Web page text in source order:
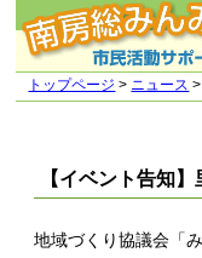
トップページ > ニュース
【イベント告知
地域づくり協議会「